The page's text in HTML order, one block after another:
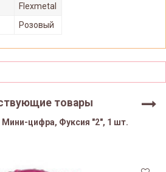
Flexmetal
Розовый
товары
Мини-цифра, Фуксия "2", 1 шт.